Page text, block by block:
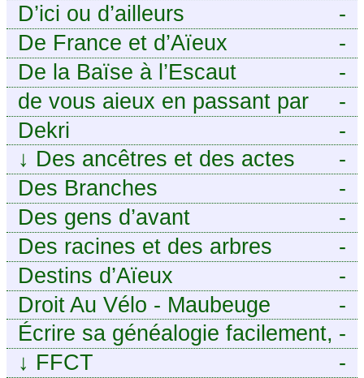
-
D’ici ou d’ailleurs
-
De France et d’Aïeux
-
De la Baïse à l’Escaut
-
de vous aieux en passant par
moi
-
Dekri
-
↓ Des ancêtres et des actes
-
Des Branches
-
Des gens d’avant
-
Des racines et des arbres
-
Destins d’Aïeux
-
Droit Au Vélo - Maubeuge
Sambre-Avesnois
-
Écrire sa généalogie facilement,
sans stress avec Généalordi
-
↓ FFCT